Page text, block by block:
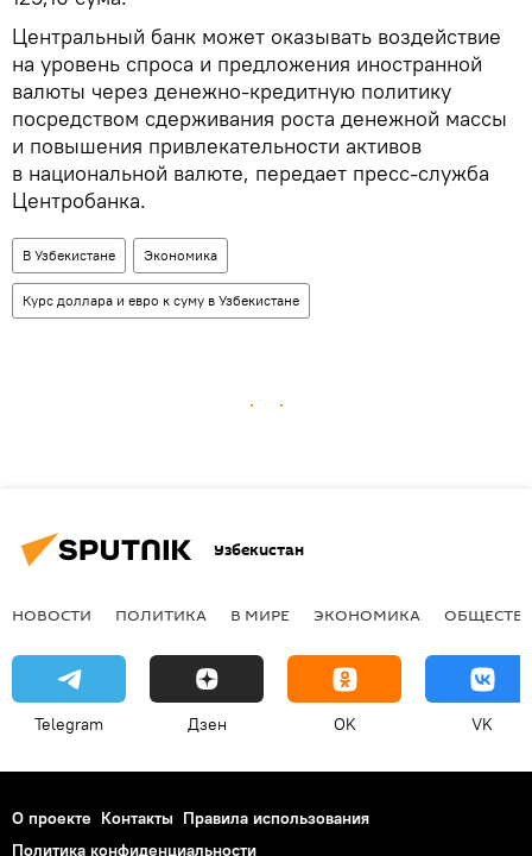
Центральный банк может оказывать воздействие
на уровень спроса и предложения иностранной
валюты через денежно-кредитную политику
посредством сдерживания роста денежной массы
и повышения привлекательности активов
в национальной валюте, передает пресс-служба
Центробанка.
В Узбекистане Экономика
Курс доллара и евро к суму в Узбекистане
Узбекистан
НОВОСТИ ПОЛИТИКА В МИРЕ ЭКОНОМИКА
Telegram Дзен OK VK
О проекте Контакты Правила использования
Политика конфиденциальности